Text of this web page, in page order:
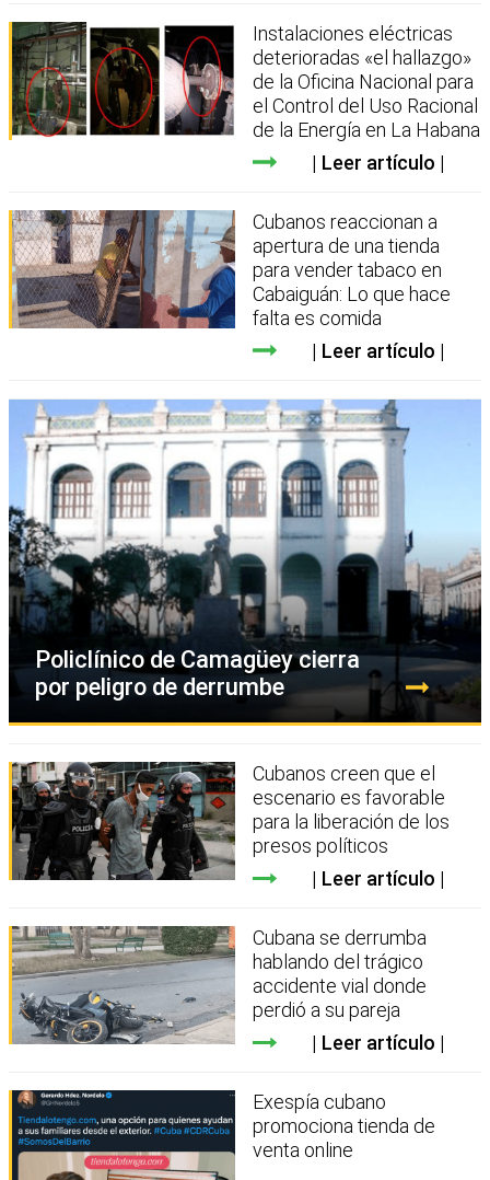
Instalaciones eléctricas
deterioradas «el hallazgo»
de la Oficina Nacional para
el Control del Uso Racional
de la Energía en La Habana
Leer artículo
Cubanos reaccionan a
apertura de una tienda
para vender tabaco en
Cabaiguán: Lo que hace
falta es comida
Leer artículo
Policlínico de Camagüey cierra
por peligro de derrumbe
Cubanos creen que el
escenario es favorable
para la liberación de los
presos políticos
Leer artículo
Cubana se derrumba
hablando del trágico
accidente vial donde
perdió a su pareja
Leer artículo
Exespía cubano
promociona tienda de
venta online